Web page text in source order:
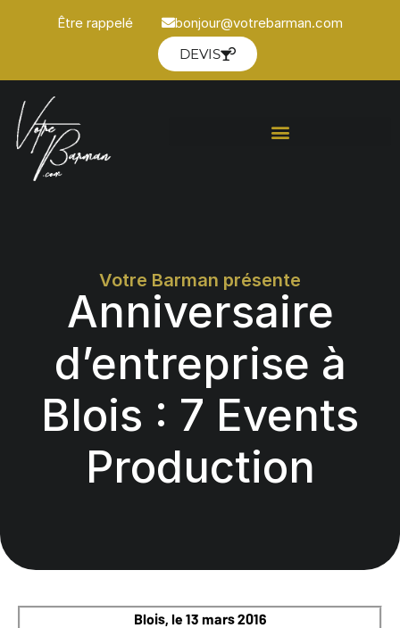
Être rappelé
bonjour@votrebarman.com
DEVIS
Votre Barman présente
Anniversaire
d’entreprise à
Blois : 7 Events
Production
Blois, le 13 mars 2016